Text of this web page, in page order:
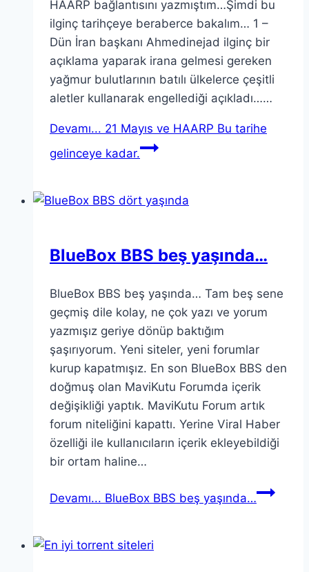
HAARP bağlantısını yazmıştım…Şimdi bu
ilginç tarihçeye beraberce bakalım… 1 –
Dün İran başkanı Ahmedinejad ilginç bir
açıklama yaparak irana gelmesi gereken
yağmur bulutlarının batılı ülkelerce çeşitli
aletler kullanarak engellediği açıkladı……
Devamı... 21 Mayıs ve HAARP Bu tarihe
gelinceye kadar.
BlueBox BBS beş yaşında…
BlueBox BBS beş yaşında… Tam beş sene
geçmiş dile kolay, ne çok yazı ve yorum
yazmışız geriye dönüp baktığım
şaşırıyorum. Yeni siteler, yeni forumlar
kurup kapatmışız. En son BlueBox BBS den
doğmuş olan MaviKutu Forumda içerik
değişikliği yaptık. MaviKutu Forum artık
forum niteliğini kapattı. Yerine Viral Haber
özelliği ile kullanıcıların içerik ekleyebildiği
bir ortam haline…
Devamı... BlueBox BBS beş yaşında…